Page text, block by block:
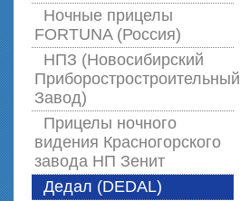
Ночные прицелы
FORTUNA (Россия)
НПЗ (Новосибирский
Приборостростроительный
Завод)
Прицелы ночного
видения Красногорского
завода НП Зенит
Дедал (DEDAL)